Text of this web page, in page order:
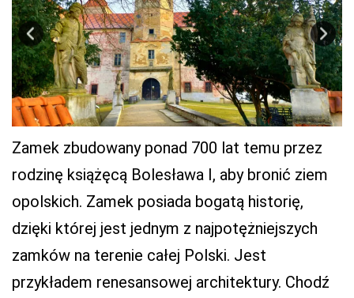
Zamek zbudowany ponad 700 lat temu przez
rodzinę książęcą Bolesława I, aby bronić ziem
opolskich. Zamek posiada bogatą historię,
dzięki której jest jednym z najpotężniejszych
zamków na terenie całej Polski. Jest
przykładem renesansowej architektury. Chodź